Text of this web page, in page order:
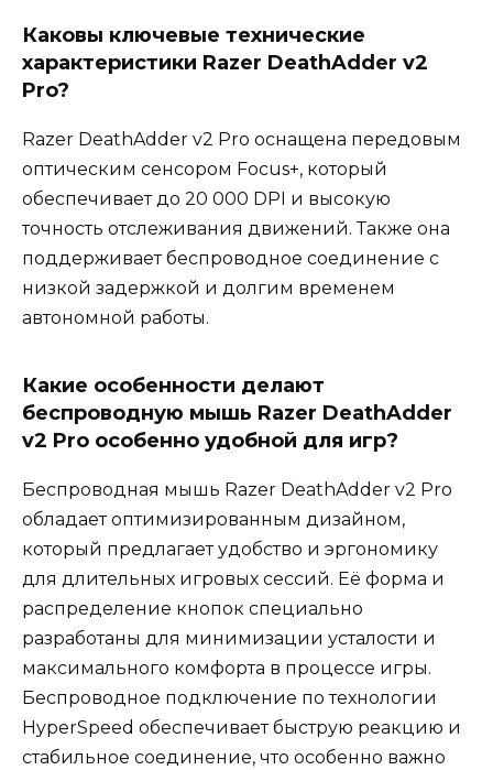
Каковы ключевые технические
характеристики Razer DeathAdder v2
Pro?
Razer DeathAdder v2 Pro оснащена передовым
оптическим сенсором Focus+, который
обеспечивает до 20 000 DPI и высокую
точность отслеживания движений. Также она
поддерживает беспроводное соединение с
низкой задержкой и долгим временем
автономной работы.
Какие особенности делают
беспроводную мышь Razer DeathAdder
v2 Pro особенно удобной для игр?
Беспроводная мышь Razer DeathAdder v2 Pro
обладает оптимизированным дизайном,
который предлагает удобство и эргономику
для длительных игровых сессий. Её форма и
распределение кнопок специально
разработаны для минимизации усталости и
максимального комфорта в процессе игры.
Беспроводное подключение по технологии
HyperSpeed обеспечивает быструю реакцию и
стабильное соединение, что особенно важно